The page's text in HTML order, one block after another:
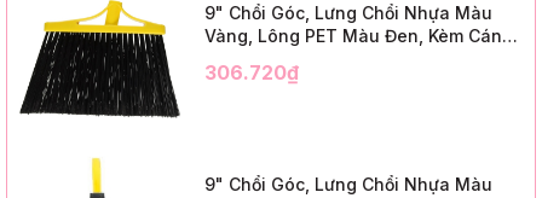
9" Chổi Góc, Lưng Chổi Nhựa Màu
Vàng, Lông PET Màu Đen, Kèm Cán
12 Bộ/Thùng (9" Angle Broom, Yellow
306.720₫
9" Chổi Góc, Lưng Chổi Nhựa Màu